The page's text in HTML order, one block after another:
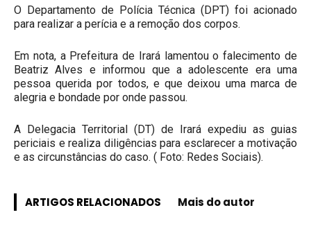
O Departamento de Polícia Técnica (DPT) foi acionado
para realizar a perícia e a remoção dos corpos.
Em nota, a Prefeitura de Irará lamentou o falecimento de
Beatriz Alves e informou que a adolescente era uma
pessoa querida por todos, e que deixou uma marca de
alegria e bondade por onde passou.
A Delegacia Territorial (DT) de Irará expediu as guias
periciais e realiza diligências para esclarecer a motivação
e as circunstâncias do caso. ( Foto: Redes Sociais).
ARTIGOS RELACIONADOS Mais do autor